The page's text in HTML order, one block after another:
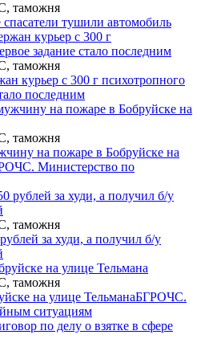
таможня
тушили автомобиль
таможня
курьер с 300 г психотропного
последним
таможня
на пожаре в Бобруйске на
Министерство по
таможня
за худи, а получил б/у
таможня
на улице ТельманаБГРОЧС.
ситуациям